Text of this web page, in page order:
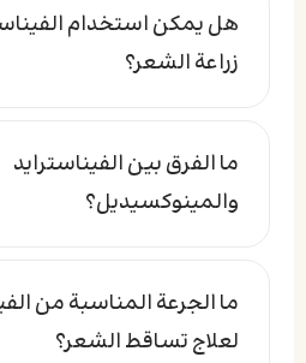
هل يمكن استخدام
زراعة الشعر؟
ما الفرق بين الفيناسترايد
والمينوكسيديل؟
ما الجرعة المناسبة من
لعلاج تساقط الشعر؟